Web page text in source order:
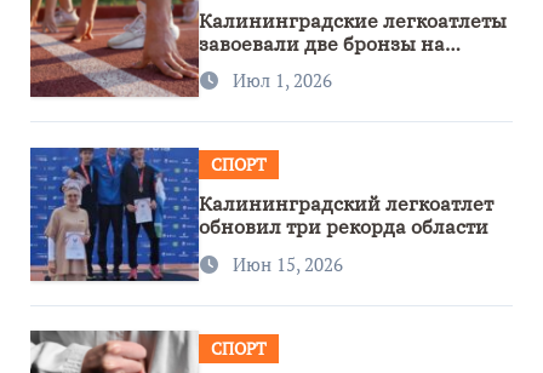
Калининградские легкоатлеты
завоевали две бронзы на
первенстве России
Июл 1, 2026
СПОРТ
Калининградский легкоатлет
обновил три рекорда области
Июн 15, 2026
СПОРТ